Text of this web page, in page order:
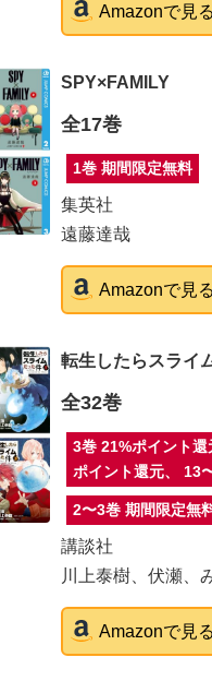
Amazonで見る
SPY×FAMILY
全17巻
1巻 期間限定無料
集英社
遠藤達哉
Amazonで見る
転生したらスライ
全32巻
3巻 21%ポイント
ポイント還元、 13
2〜3巻 期間限定無
講談社
川上泰樹、伏瀬、
Amazonで見る